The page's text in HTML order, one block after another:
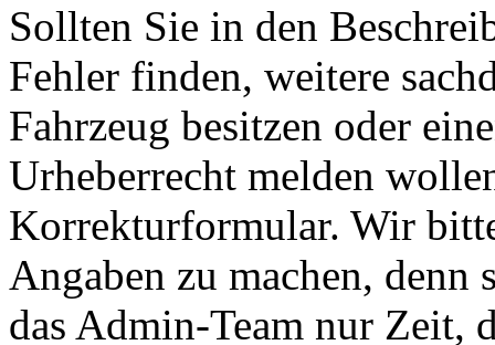
Sollten Sie in den
Fehler finden, weitere
Fahrzeug besitzen oder
Urheberrecht melden
Korrekturformular. Wir
Angaben zu machen,
das Admin-Team nur Zeit,